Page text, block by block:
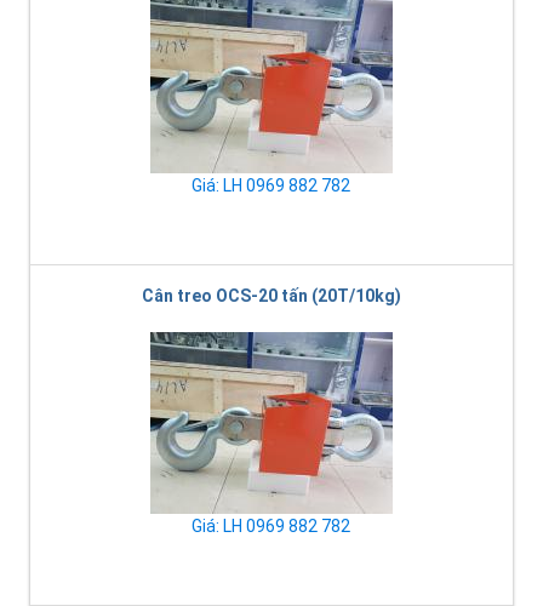
Giá: LH 0969 882 782
Cân treo OCS-20 tấn (20T/10kg)
Giá: LH 0969 882 782